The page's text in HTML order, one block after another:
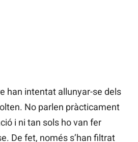
han intentat allunyar-se dels
No parlen pràcticament
i ni tan sols ho van fer
De fet, només s’han filtrat